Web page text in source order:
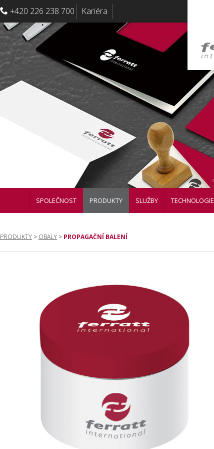
+420 226 238 700 Kariéra
SPOLEČNOST PRODUKTY SLUŽBY TECHNOLOGIE
PRODUKTY > OBALY > PROPAGAČNÍ BALENÍ